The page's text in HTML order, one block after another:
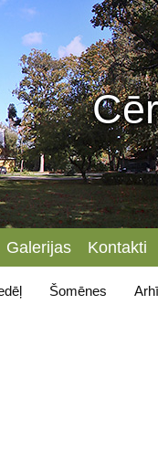
Galerijas Kontakti
Šomēnes